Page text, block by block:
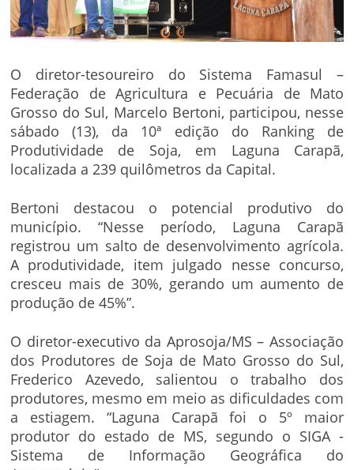
O diretor-tesoureiro do Sistema Famasul –
Federação de Agricultura e Pecuária de Mato
Grosso do Sul, Marcelo Bertoni, participou, nesse
sábado (13), da 10ª edição do Ranking de
Produtividade de Soja, em Laguna Carapã,
localizada a 239 quilômetros da Capital.
Bertoni destacou o potencial produtivo do
município. “Nesse período, Laguna Carapã
registrou um salto de desenvolvimento agrícola.
A produtividade, item julgado nesse concurso,
cresceu mais de 30%, gerando um aumento de
produção de 45%”.
O diretor-executivo da Aprosoja/MS – Associação
dos Produtores de Soja de Mato Grosso do Sul,
Frederico Azevedo, salientou o trabalho dos
produtores, mesmo em meio as dificuldades com
a estiagem. “Laguna Carapã foi o 5º maior
produtor do estado de MS, segundo o SIGA -
Sistema de Informação Geográfica do